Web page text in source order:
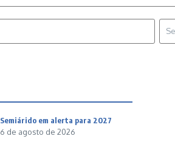
Semiárido em alerta para 2027
6 de agosto de 2026